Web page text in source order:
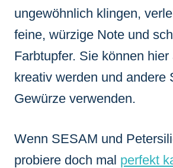
ungewöhnlich klingen,
feine, würzige Note und
Farbtupfer. Sie können hier
kreativ werden und andere
Gewürze verwenden.
Wenn SESAM und
probiere doch mal perfekt